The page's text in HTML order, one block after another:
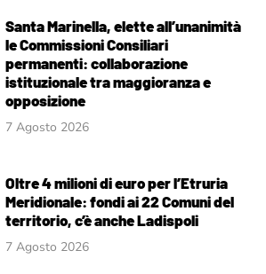
Santa Marinella, elette all’unanimità
le Commissioni Consiliari
permanenti: collaborazione
istituzionale tra maggioranza e
opposizione
7 Agosto 2026
Oltre 4 milioni di euro per l’Etruria
Meridionale: fondi ai 22 Comuni del
territorio, c’è anche Ladispoli
7 Agosto 2026